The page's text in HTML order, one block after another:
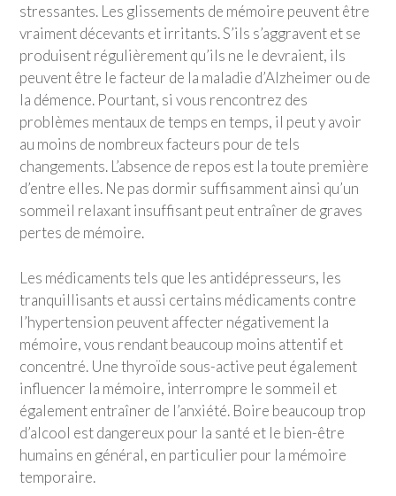
stressantes. Les glissements de mémoire peuvent être
vraiment décevants et irritants. S’ils s’aggravent et se
produisent régulièrement qu’ils ne le devraient, ils
peuvent être le facteur de la maladie d’Alzheimer ou de
la démence. Pourtant, si vous rencontrez des
problèmes mentaux de temps en temps, il peut y avoir
au moins de nombreux facteurs pour de tels
changements. L’absence de repos est la toute première
d’entre elles. Ne pas dormir suffisamment ainsi qu’un
sommeil relaxant insuffisant peut entraîner de graves
pertes de mémoire.
Les médicaments tels que les antidépresseurs, les
tranquillisants et aussi certains médicaments contre
l’hypertension peuvent affecter négativement la
mémoire, vous rendant beaucoup moins attentif et
concentré. Une thyroïde sous-active peut également
influencer la mémoire, interrompre le sommeil et
également entraîner de l’anxiété. Boire beaucoup trop
d’alcool est dangereux pour la santé et le bien-être
humains en général, en particulier pour la mémoire
temporaire.